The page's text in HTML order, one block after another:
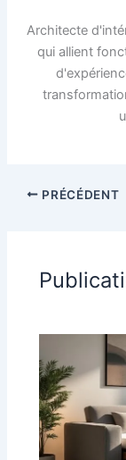
Architecte
qui allient
PRÉCÉDENT